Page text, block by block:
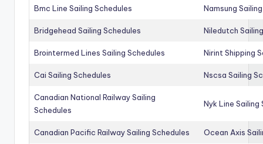
Bmc Line Sailing Schedules Namsung
Bridgehead Sailing Schedules Niledutch
Brointermed Lines Sailing Schedules Nirint Shipping
Cai Sailing Schedules Nscsa Sailing
Canadian National Railway Sailing
Schedules
Nyk Line Sailing
Canadian Pacific Railway Sailing Schedules Ocean Axis